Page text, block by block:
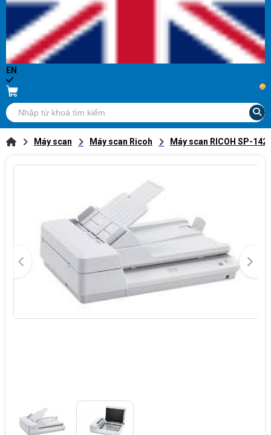
EN
...
Máy scan Máy scan Ricoh Máy scan RICOH SP-